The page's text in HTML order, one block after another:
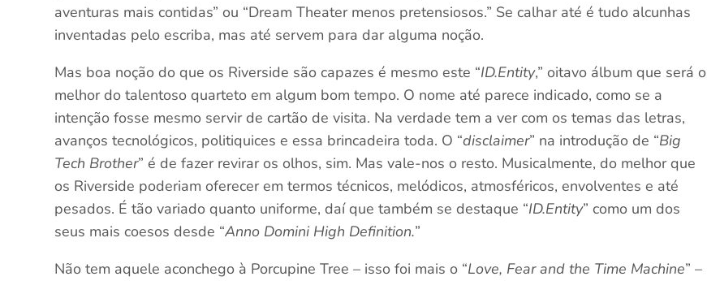
aventuras mais contidas” ou “Dream Theater menos pretensiosos.” Se calhar até é tudo alcunhas
inventadas pelo escriba, mas até servem para dar alguma noção.
Mas boa noção do que os Riverside são capazes é mesmo este “ID.Entity,” oitavo álbum que será o
melhor do talentoso quarteto em algum bom tempo. O nome até parece indicado, como se a
intenção fosse mesmo servir de cartão de visita. Na verdade tem a ver com os temas das letras,
avanços tecnológicos, politiquices e essa brincadeira toda. O “disclaimer” na introdução de “Big
Tech Brother” é de fazer revirar os olhos, sim. Mas vale-nos o resto. Musicalmente, do melhor que
os Riverside poderiam oferecer em termos técnicos, melódicos, atmosféricos, envolventes e até
pesados. É tão variado quanto uniforme, daí que também se destaque “ID.Entity” como um dos
seus mais coesos desde “Anno Domini High Definition.”
Não tem aquele aconchego à Porcupine Tree – isso foi mais o “Love, Fear and the Time Machine” –